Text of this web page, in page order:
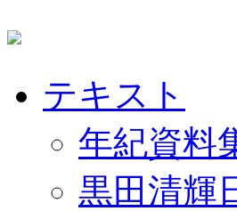
テキスト
年紀資料
黒田清輝